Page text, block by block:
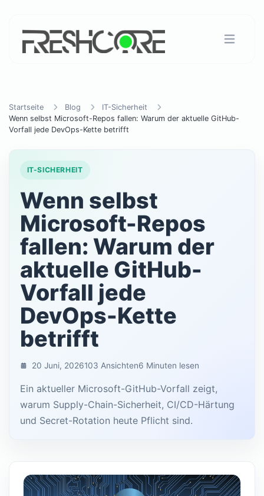
Startseite Blog
IT-Sicherheit
Wenn selbst Microsoft-Repos fallen: Warum der aktuelle GitHub-
Vorfall jede DevOps-Kette betrifft
IT-SICHERHEIT
Wenn selbst
Microsoft-Repos
fallen: Warum der
aktuelle GitHub-
Vorfall jede
DevOps-Kette
betrifft
20 Juni, 2026103 Ansichten6 Minuten lesen
Ein aktueller Microsoft-GitHub-Vorfall zeigt,
warum Supply-Chain-Sicherheit, CI/CD-Härtung
und Secret-Rotation heute Pflicht sind.